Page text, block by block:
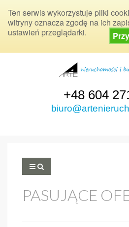
Ten serwis wykorzystuje pliki
witryny oznacza zgodę na ich
ustawień przeglądarki.
+48 604
PASUJĄCE